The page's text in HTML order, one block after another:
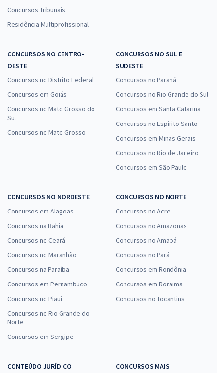
Concursos Tribunais
Residência Multiprofissional
CONCURSOS NO CENTRO-
OESTE
Concursos no Distrito Federal
Concursos em Goiás
Concursos no Mato Grosso do
Sul
Concursos no Mato Grosso
CONCURSOS NO SUL E
SUDESTE
Concursos no Paraná
Concursos no Rio Grande do Sul
Concursos em Santa Catarina
Concursos no Espírito Santo
Concursos em Minas Gerais
Concursos no Rio de Janeiro
Concursos em São Paulo
CONCURSOS NO NORDESTE
Concursos em Alagoas
Concursos na Bahia
Concursos no Ceará
Concursos no Maranhão
Concursos na Paraíba
Concursos em Pernambuco
Concursos no Piauí
Concursos no Rio Grande do
Norte
Concursos em Sergipe
CONCURSOS NO NORTE
Concursos no Acre
Concursos no Amazonas
Concursos no Amapá
Concursos no Pará
Concursos em Rondônia
Concursos em Roraima
Concursos no Tocantins
CONTEÚDO JURÍDICO
CONCURSOS MAIS